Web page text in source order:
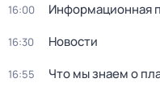
16:00 Информационная
16:30 Новости
16:55 Что мы знаем о